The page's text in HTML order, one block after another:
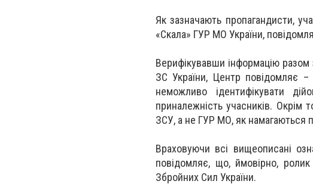
Як зазначають пропагандисти,
«Скала» ГУР МО України,
Верифікувавши інформацію
ЗС України, Центр повідомляє
неможливо ідентифікувати
приналежність учасників. Окрім
ЗСУ, а не ГУР МО, як намагаються
Враховуючи всі вищеописані
повідомляє, що, ймовірно,
Збройних Сил України.